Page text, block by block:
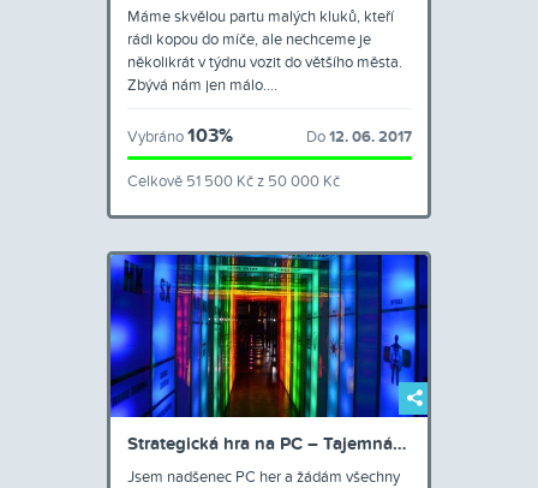
Máme skvělou partu malých kluků, kteří
rádi kopou do míče, ale nechceme je
několikrát v týdnu vozit do většího města.
Zbývá nám jen málo.…
Vybráno 103% Do 12. 06. 2017
Celkově 51 500 Kč z 50 000 Kč
Strategická hra na PC – Tajemná…
Jsem nadšenec PC her a žádám všechny